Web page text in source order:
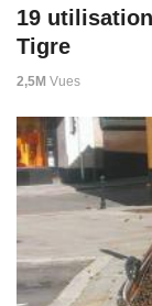
19
Tigre
2,5M Vues